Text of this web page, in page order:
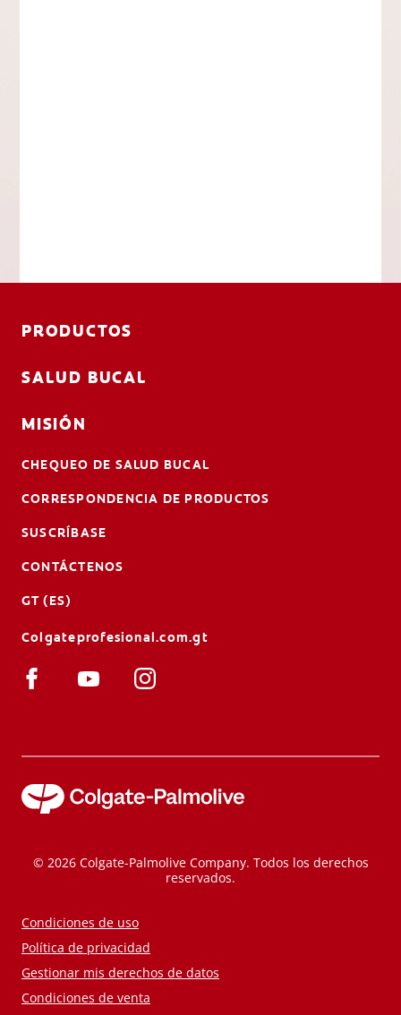
PRODUCTOS
SALUD BUCAL
MISIÓN
CHEQUEO DE SALUD BUCAL
CORRESPONDENCIA DE PRODUCTOS
SUSCRÍBASE
CONTÁCTENOS
GT (ES)
Colgateprofesional.com.gt
© 2026 Colgate-Palmolive Company. Todos los derechos
reservados.
Condiciones de uso
Política de privacidad
Gestionar mis derechos de datos
Condiciones de venta